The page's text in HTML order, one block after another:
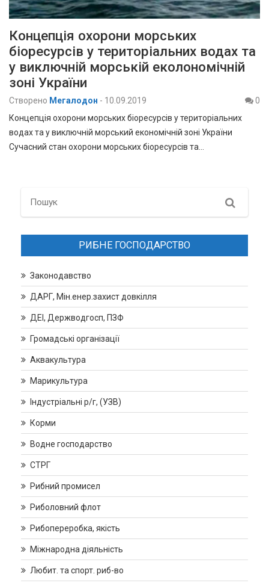
Концепція охорони морських
біоресурсів у територіальних водах та
у виключній морській еколономічній
зоні України
Створено Мегалодон - 10.09.2019
0
Концепція охорони морських біоресурсів у територіальних
водах та у виключній морський економічній зоні України
Сучасний стан охорони морських біоресурсів та…
Search
РИБНЕ ГОСПОДАРСТВО
Законодавство
ДАРГ, Мін.енер.захист довкілля
ДЕІ, Держводгосп, ПЗФ
Громадські організації
Аквакультура
Марикультура
Індустріальні р/г, (УЗВ)
Корми
Водне господарство
СТРГ
Рибний промисел
Риболовний флот
Рибопереробка, якість
Міжнародна діяльність
Любит. та спорт. риб-во